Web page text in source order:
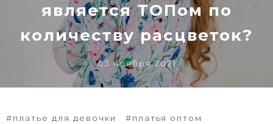
является ТОПом по
количеству расцветок?
03 ноября 2021
#платье для девочки
#платья оптом